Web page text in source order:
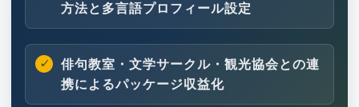
方法と多言語プロフィール設定
俳句教室・文学サークル・観光協会との連
携によるパッケージ収益化